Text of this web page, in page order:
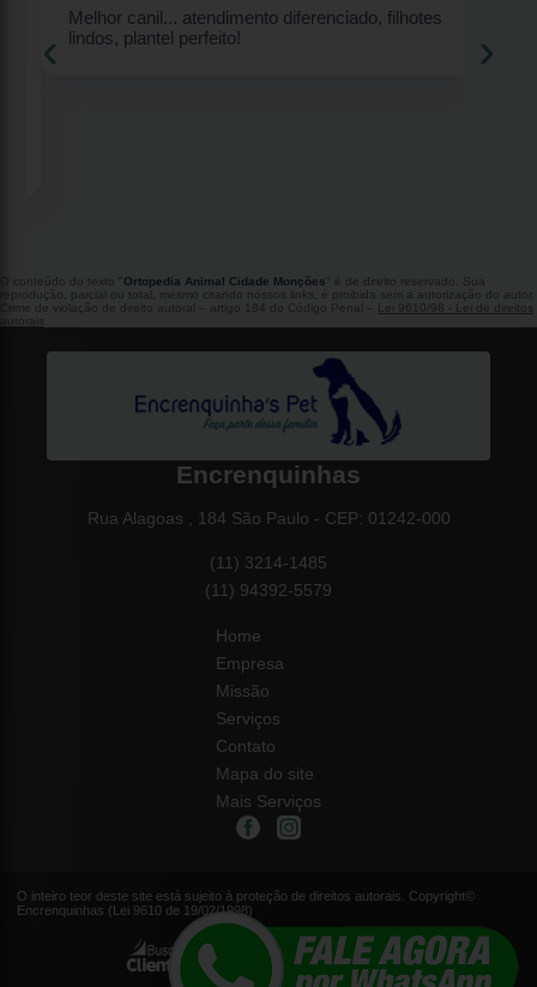
Melhor canil... atendimento diferenciado, filhotes
lindos, plantel perfeito!
‹ ›
O conteúdo do texto " Ortopedia Animal Cidade Monções " é de direito reservado. Sua
reprodução, parcial ou total, mesmo citando nossos links, é proibida sem a autorização do autor.
Crime de violação de direito autoral – artigo 184 do Código Penal –
Lei 9610/98 - Lei de direitos
autorais .
Encrenquinhas
Rua Alagoas , 184 São Paulo - CEP: 01242-000
(11) 3214-1485
(11) 94392-5579
Home
Empresa
Missão
Serviços
Contato
Mapa do site
Mais Serviços
O inteiro teor deste site está sujeito à proteção de direitos autorais. Copyright©
Encrenquinhas (Lei 9610 de 19/02/1998)